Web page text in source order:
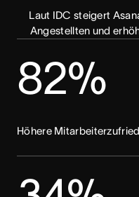
Laut IDC steigert
Angestellten und
82%
Höhere